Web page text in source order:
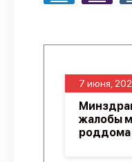
7 июня,
жалобы
роддома